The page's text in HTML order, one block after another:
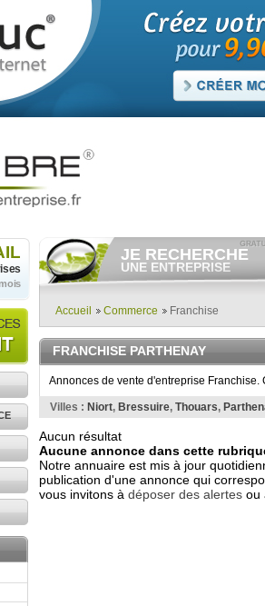
JE RECHERCHE
UNE ENTREPRISE
Consulter gratuitementles
vendre.
Et/ou déposergratuitement
votre recherche d'entreprise.
RECHERCHER UNE
ANNONCE
Accueil Commerce Franchise
FRANCHISE PARTHENAY
Annonces de vente d'entreprise
Villes : Niort, Bressuire, Thouars,
Aucun résultat
Aucune annonce dans cette
Notre annuaire est mis à jour
publication d'une annonce qui
vous invitons à déposer des alertes ou